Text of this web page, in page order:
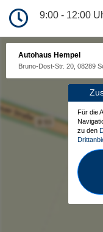
9:00 - 12:00
Autohaus Hempel
Bruno-Dost-Str. 20, 08289
Für die
zu den